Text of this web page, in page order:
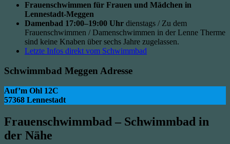
Frauenschwimmen für Frauen und Mädchen in
Lennestadt-Meggen
Damenbad 17:00–19:00 Uhr dienstags / Zu dem
Frauenschwimmen / Damenschwimmen in der Lenne Therme
sind keine Knaben über sechs Jahre zugelassen.
Letzte Infos direkt vom Schwimmbad
Schwimmbad Meggen Adresse
Auf’m Ohl 12C
57368 Lennestadt
Frauenschwimmbad – Schwimmbad in
der Nähe